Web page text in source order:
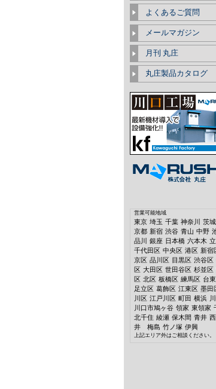
よくあるご質問
メールマガジン
月刊 丸庄
丸庄製品カタログ
営業可能地域
東京 埼玉 千葉 神奈川 茨城
京都 新宿 渋谷 青山 中野
品川
銀座 日本橋 六本木 立
千代田区 中央区 港区 新宿
京区 品川区 目黒区 渋谷区
区 大田区 世田谷区 杉並区
区 北区 板橋区 練馬区 台
足立区 葛飾区 江東区 墨田
川区 江戸川区 町田 横浜
川口市鳩ヶ谷 領家 東領家
北千住 綾瀬 保木間 青井
井 梅島 竹ノ塚 伊興
上記エリア外はご相談ください。